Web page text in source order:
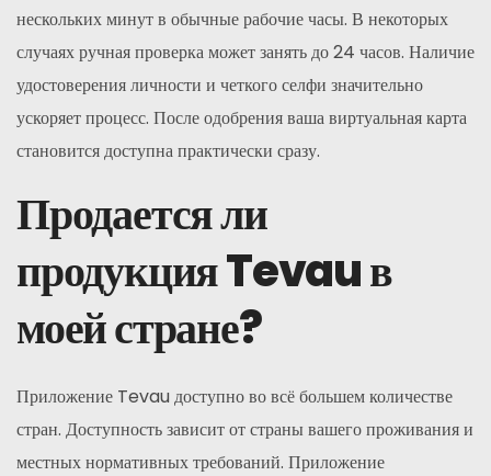
нескольких минут в обычные рабочие часы. В некоторых
случаях ручная проверка может занять до 24 часов. Наличие
удостоверения личности и четкого селфи значительно
ускоряет процесс. После одобрения ваша виртуальная карта
становится доступна практически сразу.
Продается ли
продукция Tevau в
моей стране?
Приложение Tevau доступно во всё большем количестве
стран. Доступность зависит от страны вашего проживания и
местных нормативных требований. Приложение